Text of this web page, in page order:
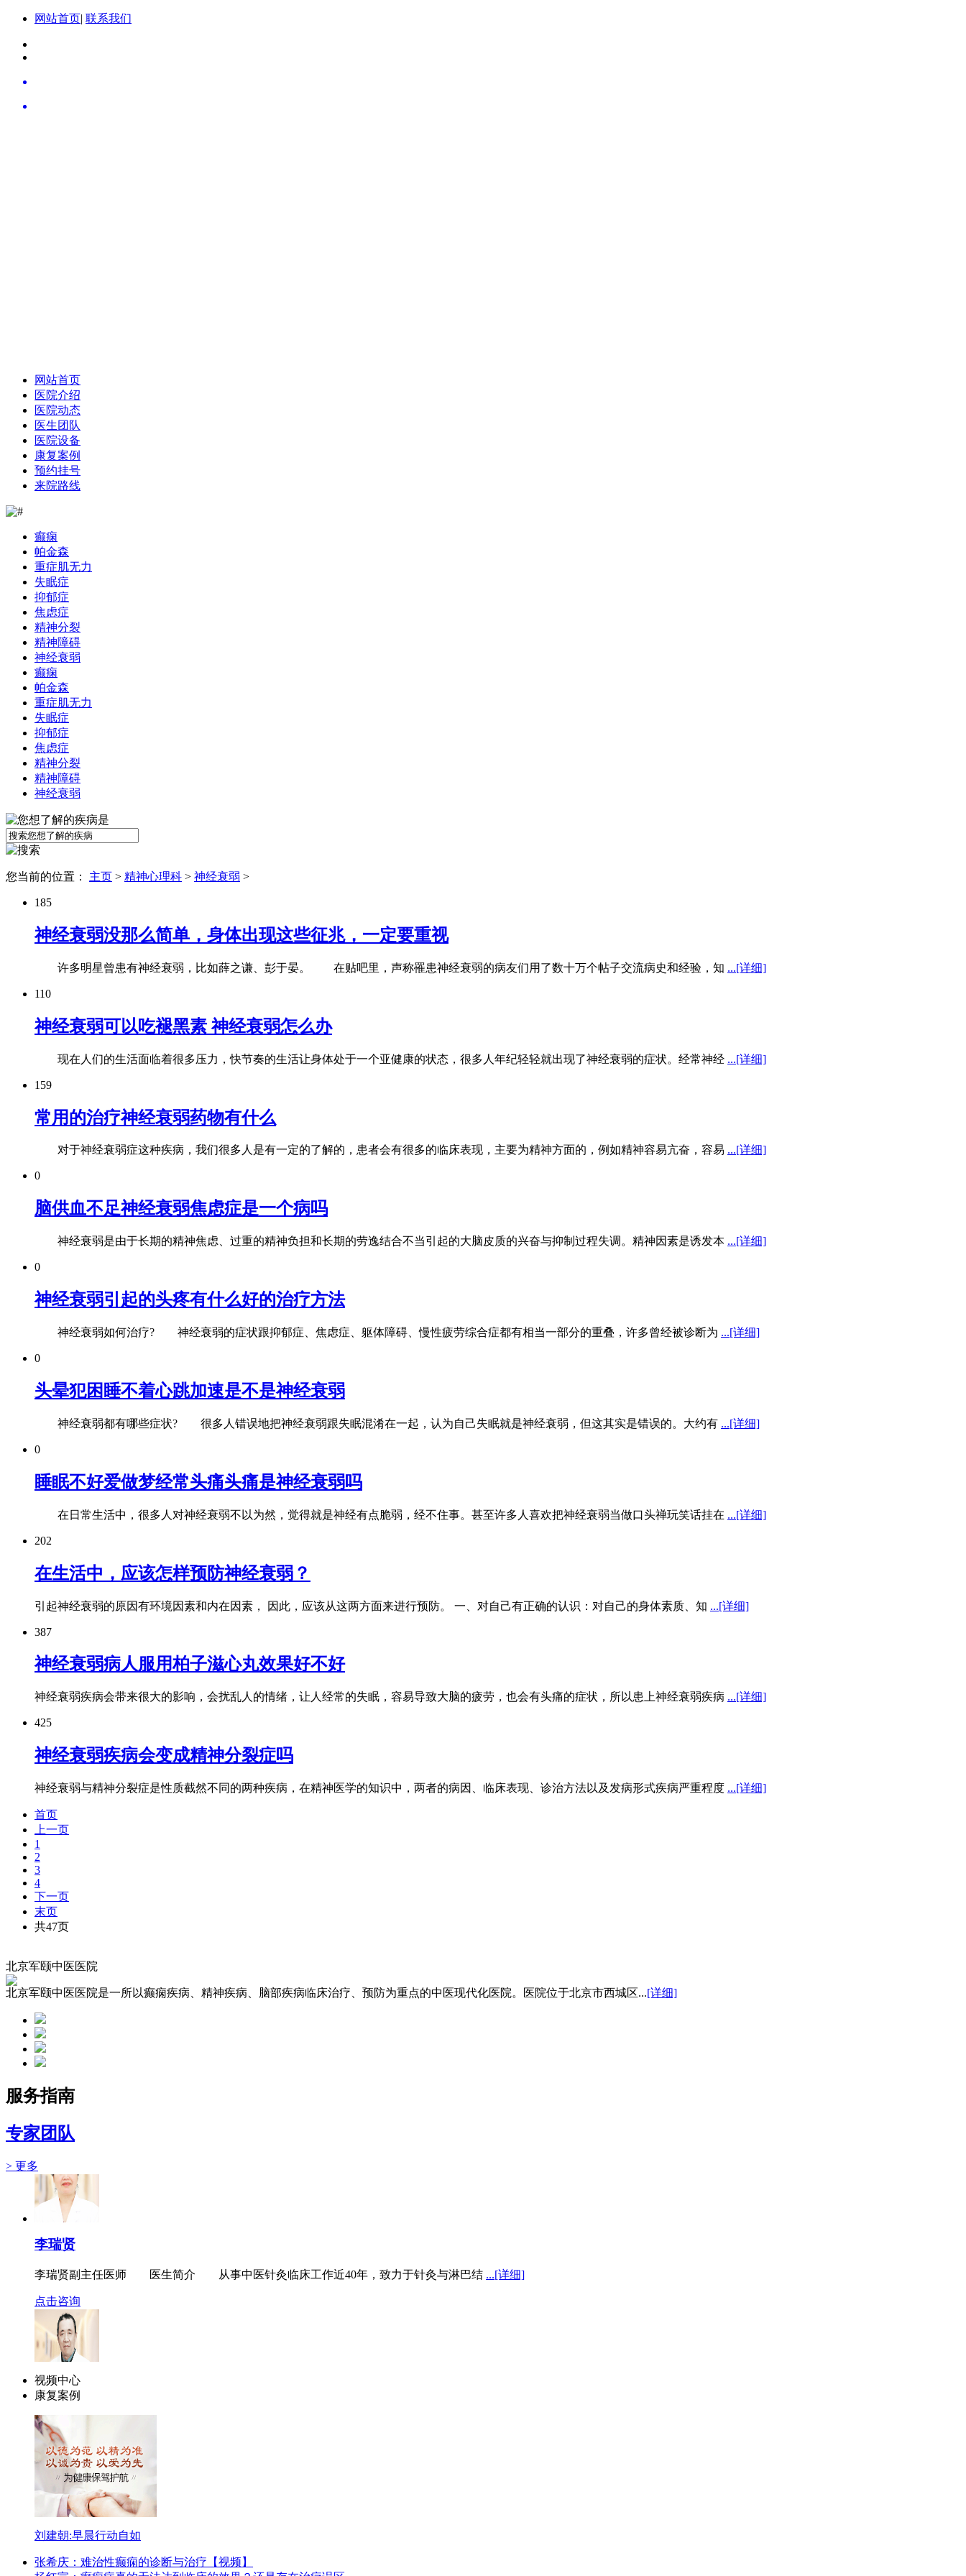
网站首页| 联系我们
网站首页
医院介绍
医院动态
医生团队
医院设备
康复案例
预约挂号
来院路线
癫痫
帕金森
重症肌无力
失眠症
抑郁症
焦虑症
精神分裂
精神障碍
神经衰弱
癫痫
帕金森
重症肌无力
失眠症
抑郁症
焦虑症
精神分裂
精神障碍
神经衰弱
您当前的位置： 主页 > 精神心理科 > 神经衰弱 >
185
神经衰弱没那么简单，身体出现这些征兆，一定要重视
许多明星曾患有神经衰弱，比如薛之谦、彭于晏。 在贴吧里，声称罹患神经衰弱的病友们用了数十万个帖子交流病史和经验，知 ...[详细]
110
神经衰弱可以吃褪黑素 神经衰弱怎么办
现在人们的生活面临着很多压力，快节奏的生活让身体处于一个亚健康的状态，很多人年纪轻轻就出现了神经衰弱的症状。经常神经 ...[详细]
159
常用的治疗神经衰弱药物有什么
对于神经衰弱症这种疾病，我们很多人是有一定的了解的，患者会有很多的临床表现，主要为精神方面的，例如精神容易亢奋，容易 ...[详细]
0
脑供血不足神经衰弱焦虑症是一个病吗
神经衰弱是由于长期的精神焦虑、过重的精神负担和长期的劳逸结合不当引起的大脑皮质的兴奋与抑制过程失调。精神因素是诱发本 ...[详细]
0
神经衰弱引起的头疼有什么好的治疗方法
神经衰弱如何治疗? 神经衰弱的症状跟抑郁症、焦虑症、躯体障碍、慢性疲劳综合症都有相当一部分的重叠，许多曾经被诊断为 ...[详细]
0
头晕犯困睡不着心跳加速是不是神经衰弱
神经衰弱都有哪些症状? 很多人错误地把神经衰弱跟失眠混淆在一起，认为自己失眠就是神经衰弱，但这其实是错误的。大约有 ...[详细]
0
睡眠不好爱做梦经常头痛头痛是神经衰弱吗
在日常生活中，很多人对神经衰弱不以为然，觉得就是神经有点脆弱，经不住事。甚至许多人喜欢把神经衰弱当做口头禅玩笑话挂在 ...[详细]
202
在生活中，应该怎样预防神经衰弱？
引起神经衰弱的原因有环境因素和内在因素， 因此，应该从这两方面来进行预防。 一、对自己有正确的认识：对自己的身体素质、知 ...[详细]
387
神经衰弱病人服用柏子滋心丸效果好不好
神经衰弱疾病会带来很大的影响，会扰乱人的情绪，让人经常的失眠，容易导致大脑的疲劳，也会有头痛的症状，所以患上神经衰弱疾病 ...[详细]
425
神经衰弱疾病会变成精神分裂症吗
神经衰弱与精神分裂症是性质截然不同的两种疾病，在精神医学的知识中，两者的病因、临床表现、诊治方法以及发病形式疾病严重程度 ...[详细]
首页
上一页
1
2
3
4
下一页
末页
共47页
北京军颐中医医院
北京军颐中医医院是一所以癫痫疾病、精神疾病、脑部疾病临床治疗、预防为重点的中医现代化医院。医院位于北京市西城区...[详细]
服务指南
专家团队
> 更多
姜艳辉
点击咨询
北京军颐中医医院副主任医师 【医生简介】 中国中医科学院广安门医院博士后，师
点击咨询
李瑞贤
李瑞贤副主任医师 医生简介 从事中医针灸临床工作近40年，致力于针灸与淋巴结 ...[详细]
点击咨询
医生简介： 中国民政精神医学培训中心教授，公安部中国法医学会司法精神病学鉴
点击咨询
视频中心
康复案例
刘建朝:早晨行动自如
张希庆：难治性癫痫的诊断与治疗【视频】